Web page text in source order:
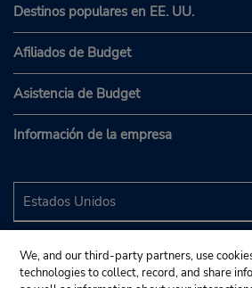
Destinos populares en EE. UU.
Afiliados de Budget
Asistencia de Budget
Información de la empresa
We, and our third-party partners, use
technologies to collect, record, and share